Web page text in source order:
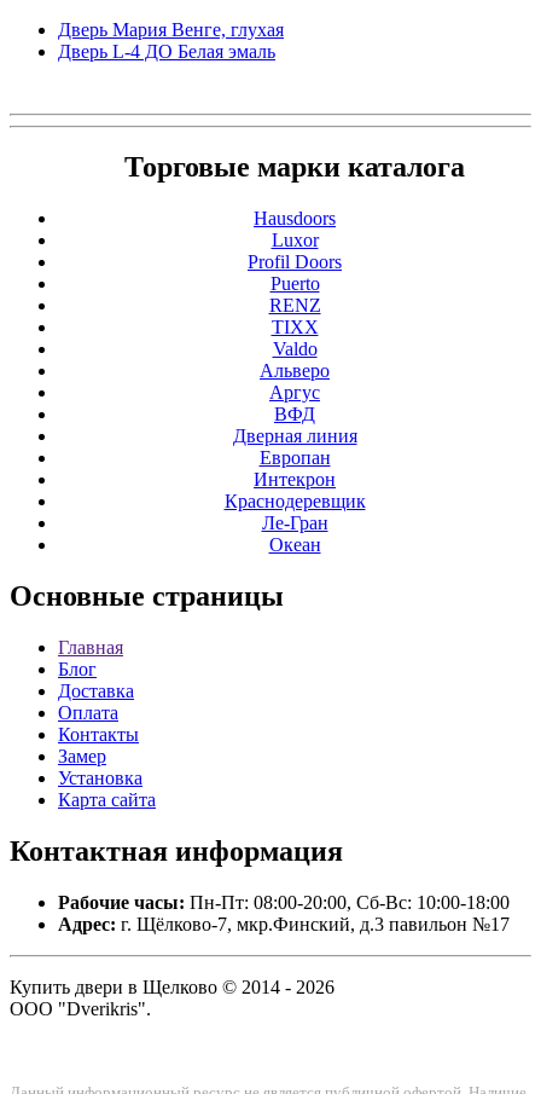
Дверь Мария Венге, глухая
Дверь L-4 ДО Белая эмаль
Торговые марки каталога
Hausdoors
Luxor
Profil Doors
Puerto
RENZ
TIXX
Valdo
Альверо
Аргус
ВФД
Дверная линия
Европан
Интекрон
Краснодеревщик
Ле-Гран
Океан
Основные страницы
Главная
Блог
Доставка
Оплата
Контакты
Замер
Установка
Карта сайта
Контактная информация
Рабочие часы: Пн-Пт: 08:00-20:00, Сб-Вс: 10:00-18:00
Адрес: г. Щёлково-7, мкр.Финский, д.3 павильон №17
Купить двери в Щелково © 2014 - 2026
ООО "Dverikris".